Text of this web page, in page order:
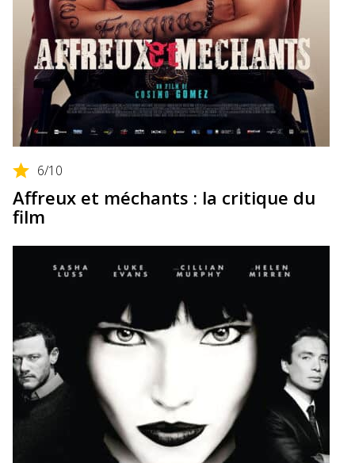
6/10
Affreux et méchants : la critique du
film